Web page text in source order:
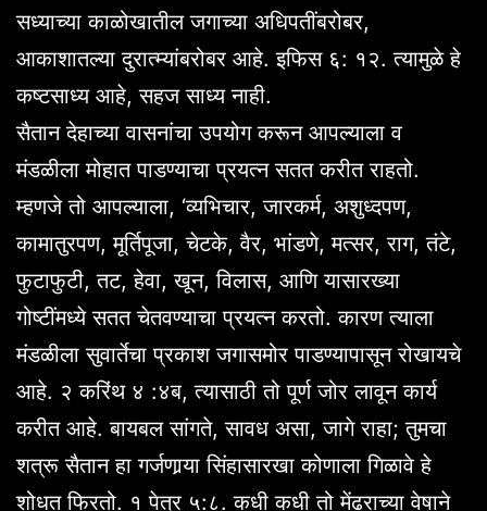
सध्याच्या काळोखातील जगाच्या अधिपतींबरोबर,
आकाशातल्या दुरात्म्यांबरोबर आहे. इफिस ६: १२. त्यामुळे हे
कष्टसाध्य आहे, सहज साध्य नाही.
सैतान देहाच्या वासनांचा उपयोग करून आपल्याला व
मंडळीला मोहात पाडण्याचा प्रयत्न सतत करीत राहतो.
म्हणजे तो आपल्याला, ‘व्यभिचार, जारकर्म, अशुध्दपण,
कामातुरपण, मूर्तिपूजा, चेटके, वैर, भांडणे, मत्सर, राग, तंटे,
फुटाफुटी, तट, हेवा, खून, विलास, आणि यासारख्या
गोष्टींमध्ये सतत चेतवण्याचा प्रयत्न करतो. कारण त्याला
मंडळीला सुवार्तेचा प्रकाश जगासमोर पाडण्यापासून रोखायचे
आहे. २ करिंथ ४ :४ब, त्यासाठी तो पूर्ण जोर लावून कार्य
करीत आहे. बायबल सांगते, सावध असा, जागे राहा; तुमचा
शत्रू सैतान हा गर्जणार्‍या सिंहासारखा कोणाला गिळावे हे
शोधत फिरतो. १ पेत्र ५:८. कधी कधी तो मेंढराच्या वेषाने